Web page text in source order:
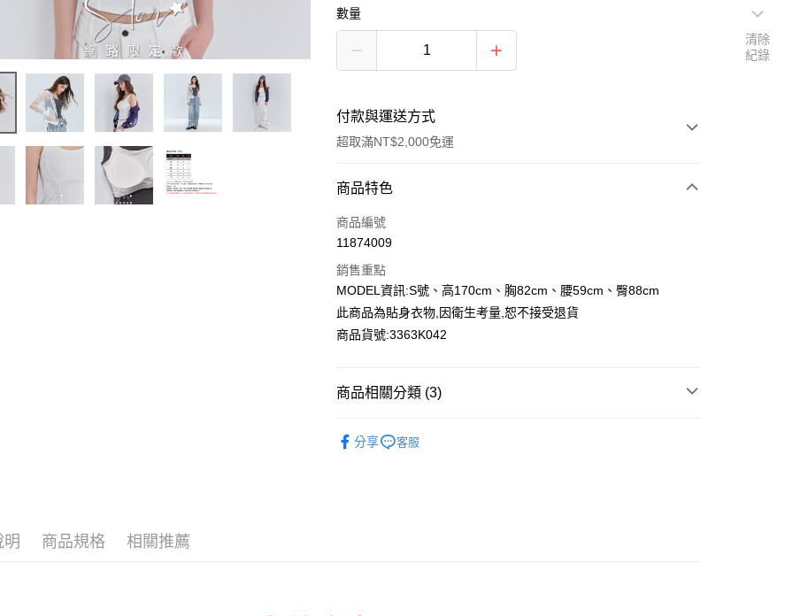
數量
付款與運送方式
超取滿NT$2,000免運
付款方式
信用卡一次付款
LINE Pay
Apple Pay
全家付款取貨
商品特色
商品編號
11874009
銷售重點
MODEL資訊:S號、高170cm、胸82cm、腰59cm、臀88cm
此商品為貼身衣物,因衛生考量,恕不接受退貨
商品貨號:3363K042
商品相關分類 (3)
分享 客服
明 商品規格 相關推薦
清除
紀錄